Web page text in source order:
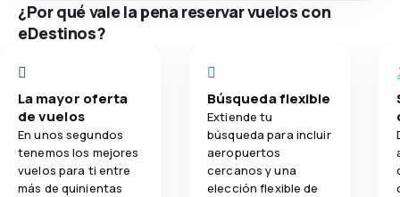
¿Por qué vale la pena reservar vuelos con
eDestinos?
La mayor oferta
de vuelos
En unos segundos
tenemos los mejores
vuelos para ti entre
más de quinientas
Búsqueda flexible
Extiende tu
búsqueda para incluir
aeropuertos
cercanos y una
elección flexible de